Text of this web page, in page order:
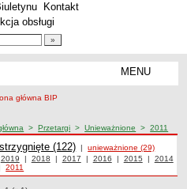
Kontakt
obsługi
MENU
>Przetargi >Unieważnione >2011
(122) | Przetargi
unieważnione (29)
z roku
Przetargi z roku
2019 | Przetargi z roku
2018 | Przetargi z roku
2017 | Przetargi z roku
2016 | Przetargi z roku
2015 | Przetargi
2014
|Przetargi z roku
2011